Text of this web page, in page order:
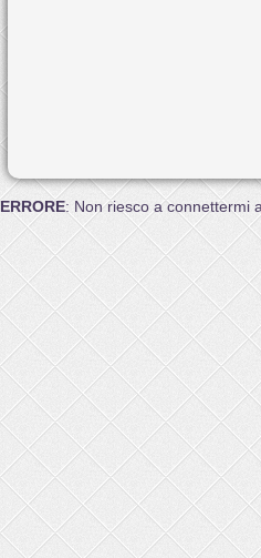
ERRORE: Non riesco a connettermi